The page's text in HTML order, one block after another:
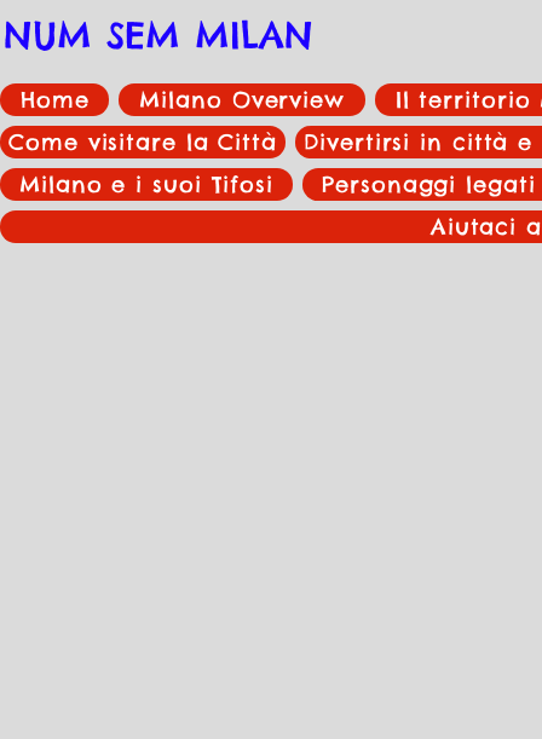
NUM SEM MILAN
Home Milano Overview
Il territorio
Come visitare la Città
Divertirsi in città
Milano e i suoi Tifosi
Personaggi
Aiutaci